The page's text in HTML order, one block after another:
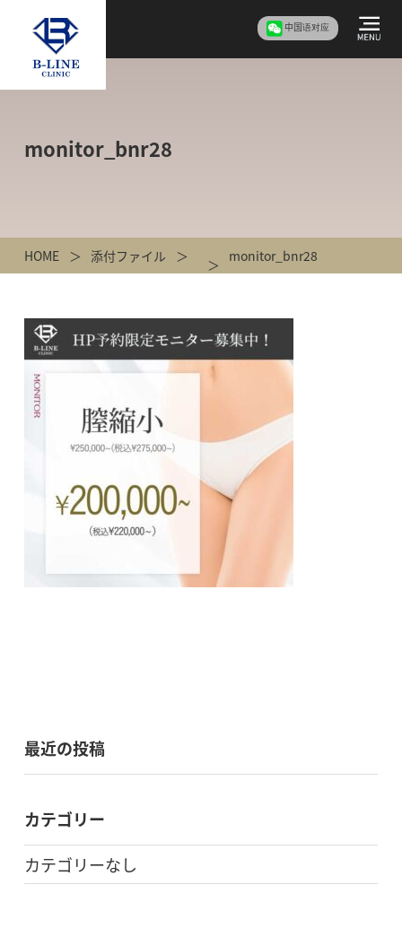
中国语对应
monitor_bnr28
HOME 添付ファイル monitor_bnr28
最近の投稿
カテゴリー
カテゴリーなし